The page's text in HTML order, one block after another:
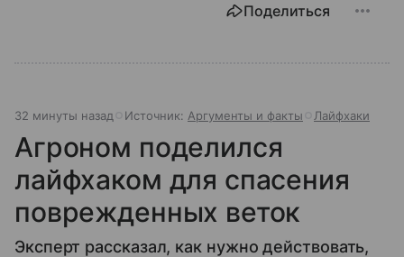
Поделиться
32 минуты назад Источник: Аргументы и факты Лайфхаки
Агроном поделился
лайфхаком для спасения
поврежденных веток
Эксперт рассказал, как нужно действовать,